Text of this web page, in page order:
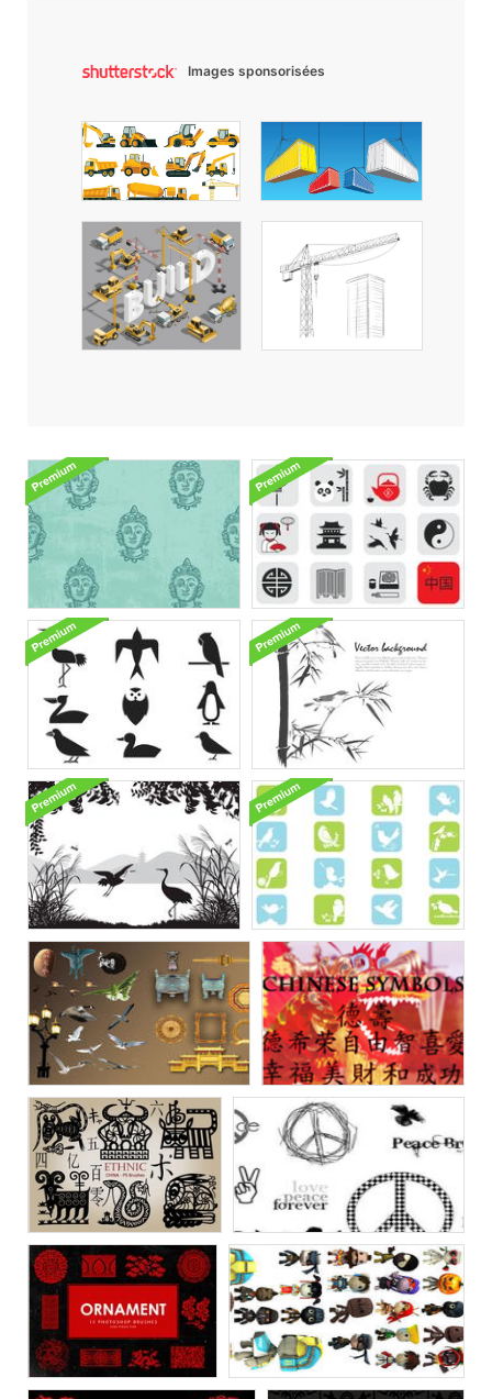
Images sponsorisées